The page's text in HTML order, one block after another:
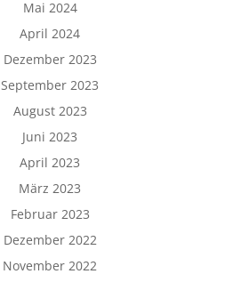
Mai 2024
April 2024
Dezember 2023
September 2023
August 2023
Juni 2023
April 2023
März 2023
Februar 2023
Dezember 2022
November 2022